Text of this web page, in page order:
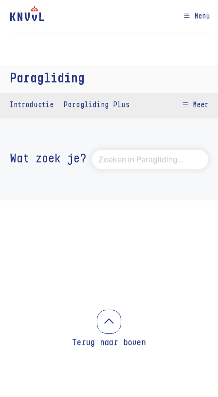
Menu
Paragliding
Introductie Paragliding Plus Meer
Wat zoek je?
Terug naar boven